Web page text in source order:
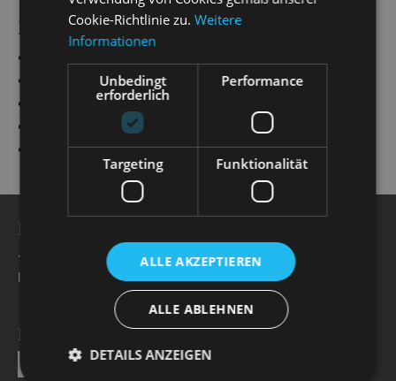
PRODUCTIONS
Simsalabim“ Kastellan/ Artistin u. a.
Cabaret“ Lulu, ein Kit Kat Klub Girl
Alice im Wunderland
Weiße Dame
Die Fledermaus“ Akrobatin
BESUCHERSERVICE
+49 351 32042 222
karten@staatsoperette.de
NEWSLETTER
SEND
Cookie-Richtlinie zu.Weitere
Informationen
Unbedingt
erforderlich
Performance
Targeting Funktionalität
ALLE AKZEPTIEREN
ALLE ABLEHNEN
DETAILS ANZEIGEN